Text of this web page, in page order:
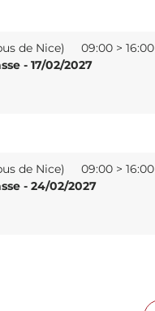
de Nice)
09:00 > 16:00
- 17/02/2027
de Nice)
09:00 > 16:00
- 24/02/2027